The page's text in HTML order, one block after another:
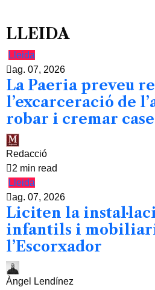
LLEIDA
Lleida
ag. 07, 2026
La Paeria preveu
l’excarceració de
robar i cremar
Redacció
2 min read
Lleida
ag. 07, 2026
Liciten la
infantils i mobiliari
l’Escorxador
Àngel Lendínez